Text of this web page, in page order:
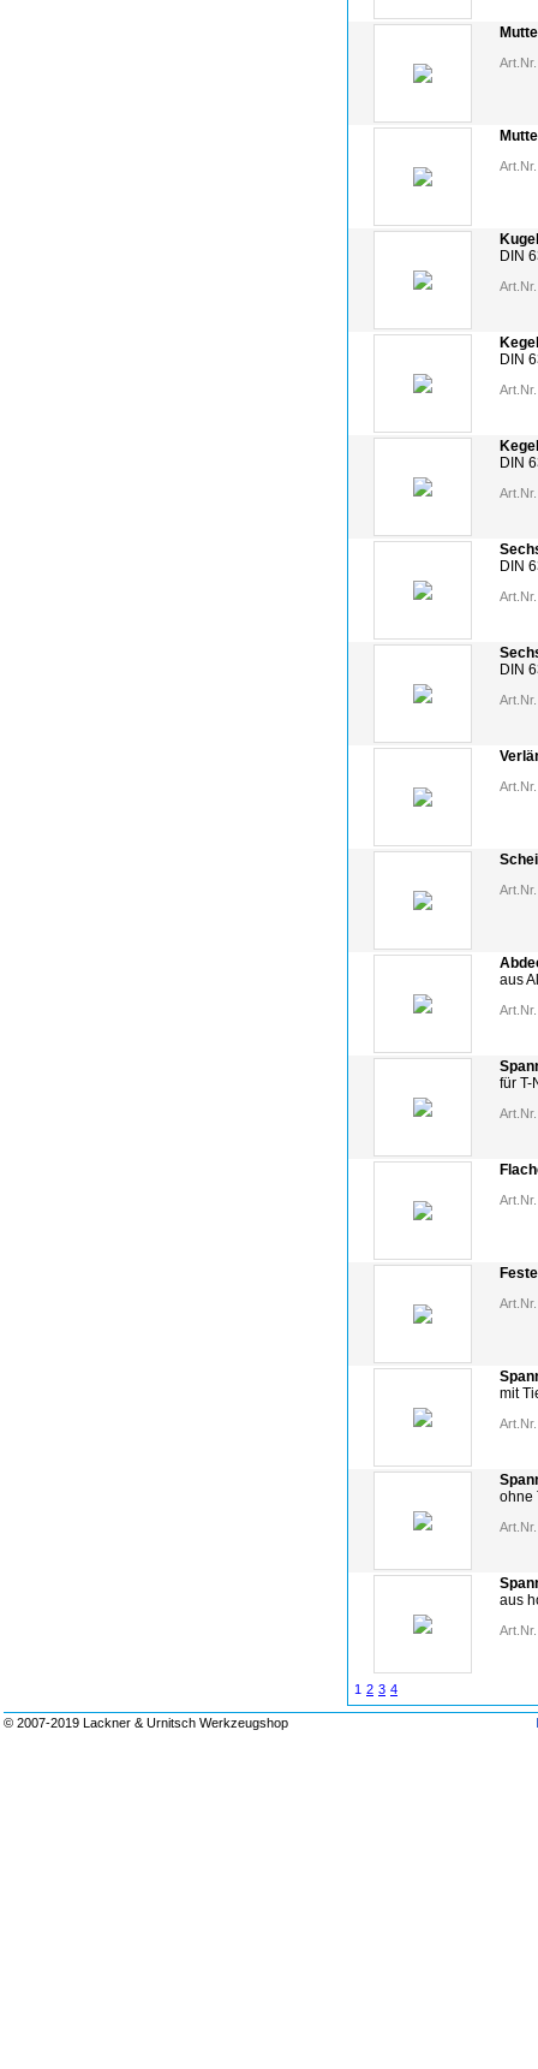
DIN
DIN
DIN
DIN
DIN
aus
für T-
mit
ohne
aus
1 2 3 4
© 2007-2019 Lackner & Urnitsch Werkzeugshop